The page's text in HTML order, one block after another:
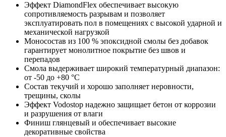
Эффект DiamondFlex обеспечивает высокую
сопротивляемость разрывам и позволяет
эксплуатировать пол в помещениях с высокой ударной и
механической нагрузкой
Моносостав из 100 % эпоксидной смолы без добавок
гарантирует монолитное покрытие без швов и
перепадов
Смола выдерживает широкий температурный диапазон:
от -50 до +80 °С
Состав текучий и хорошо заполняет неровности,
трещины, сколы
Эффект Vodostop надежно защищает бетон от коррозии
и разрушения от влаги
Финиш глянцевый и обеспечивает высокие
декоративные свойства